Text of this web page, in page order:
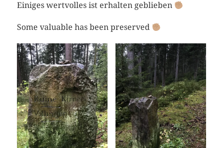
Einiges wertvolles ist erhalten geblieben
Some valuable has been preserved